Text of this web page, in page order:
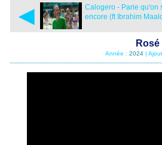
◄
Calogero - Parie qu'on
encore (ft Ibrahim
Année : 2024|